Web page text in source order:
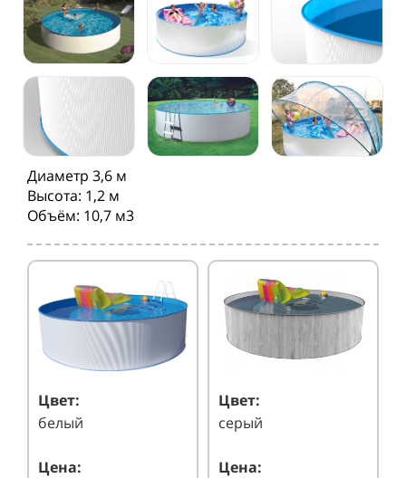
Диаметр 3,6 м
Высота: 1,2 м
Объём: 10,7 м3
Цвет:
белый
Цена:
Цвет:
серый
Цена: